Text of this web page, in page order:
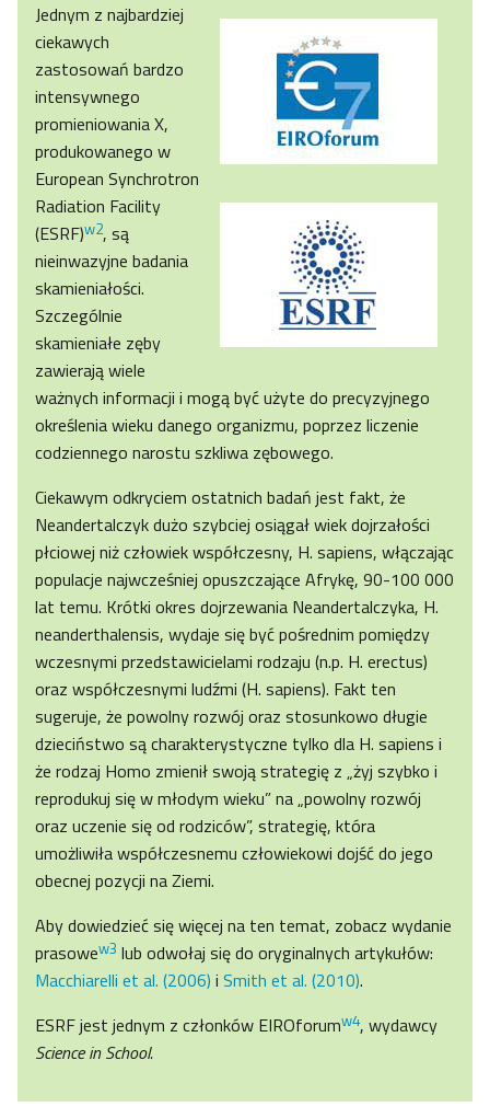
Jednym z najbardziej
ciekawych
zastosowań bardzo
intensywnego
promieniowania X,
produkowanego w
European Synchrotron
Radiation Facility
(ESRF)w2, są
nieinwazyjne badania
skamieniałości.
Szczególnie
skamieniałe zęby
zawierają wiele
ważnych informacji i mogą być użyte do precyzyjnego
określenia wieku danego organizmu, poprzez liczenie
codziennego narostu szkliwa zębowego.
Ciekawym odkryciem ostatnich badań jest fakt, że
Neandertalczyk dużo szybciej osiągał wiek dojrzałości
płciowej niż człowiek współczesny, H. sapiens, włączając
populacje najwcześniej opuszczające Afrykę, 90-100 000
lat temu. Krótki okres dojrzewania Neandertalczyka, H.
neanderthalensis, wydaje się być pośrednim pomiędzy
wczesnymi przedstawicielami rodzaju (n.p. H. erectus)
oraz współczesnymi ludźmi (H. sapiens). Fakt ten
sugeruje, że powolny rozwój oraz stosunkowo długie
dzieciństwo są charakterystyczne tylko dla H. sapiens i
że rodzaj Homo zmienił swoją strategię z „żyj szybko i
reprodukuj się w młodym wieku” na „powolny rozwój
oraz uczenie się od rodziców”, strategię, która
umożliwiła współczesnemu człowiekowi dojść do jego
obecnej pozycji na Ziemi.
Aby dowiedzieć się więcej na ten temat, zobacz wydanie
prasowew3 lub odwołaj się do oryginalnych artykułów:
Macchiarelli et al. (2006) i Smith et al. (2010).
ESRF jest jednym z członków EIROforumw4, wydawcy
Science in School.